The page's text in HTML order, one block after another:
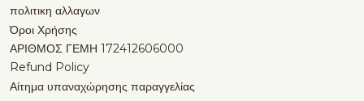
πολιτικη αλλαγων
Όροι Χρήσης
ΑΡΙΘΜΟΣ ΓΕΜΗ 172412606000
Refund Policy
Αίτημα υπαναχώρησης παραγγελίας